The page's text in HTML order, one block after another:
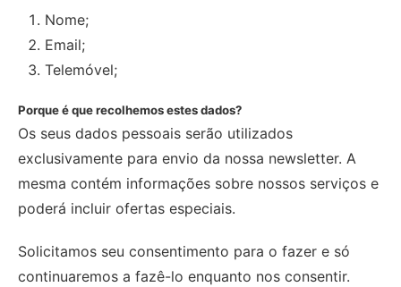
Nome;
Email;
Telemóvel;
Porque é que recolhemos estes dados?
Os seus dados pessoais serão utilizados
exclusivamente para envio da nossa newsletter. A
mesma contém informações sobre nossos serviços e
poderá incluir ofertas especiais.
Solicitamos seu consentimento para o fazer e só
continuaremos a fazê-lo enquanto nos consentir.